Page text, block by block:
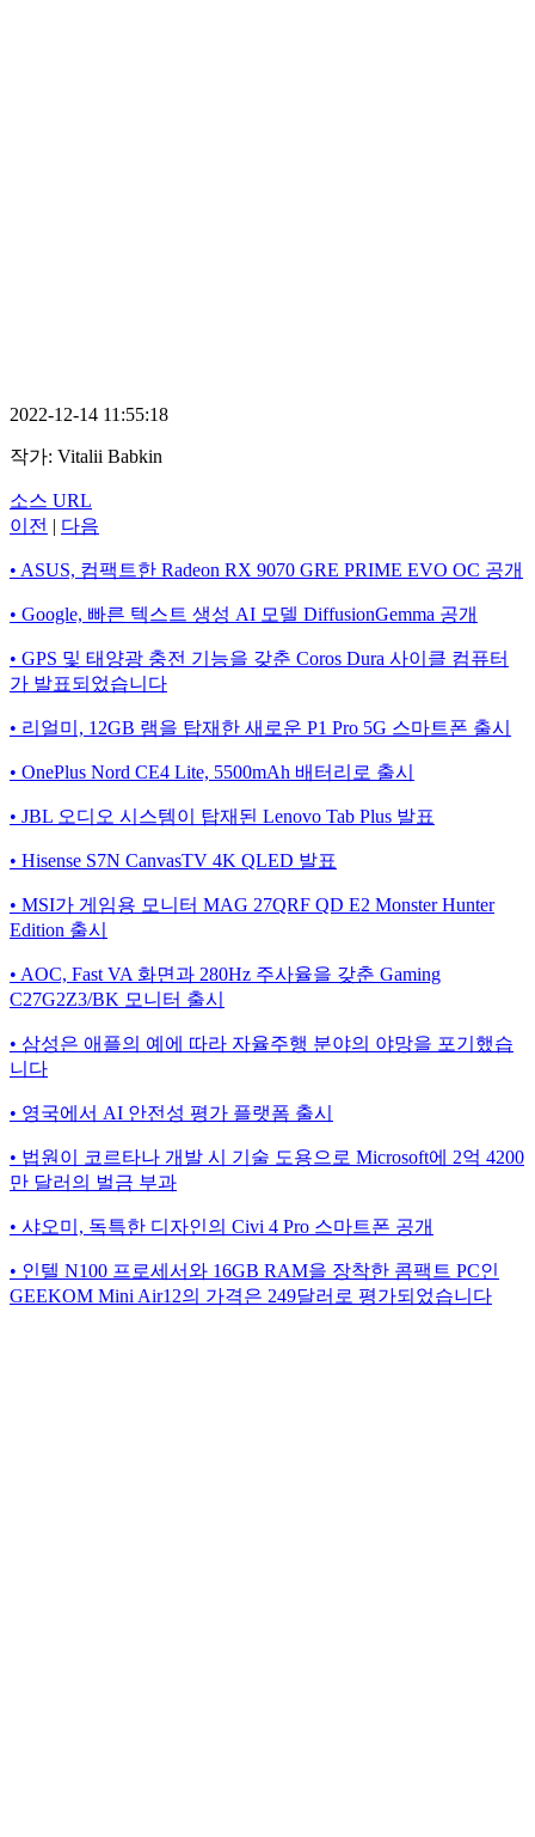
2022-12-14 11:55:18
작가: Vitalii Babkin
소스 URL
이전 | 다음
• ASUS, 컴팩트한 Radeon RX 9070 GRE PRIME EVO OC 공개
• Google, 빠른 텍스트 생성 AI 모델 DiffusionGemma 공개
• GPS 및 태양광 충전 기능을 갖춘 Coros Dura 사이클 컴퓨터
가 발표되었습니다
• 리얼미, 12GB 램을 탑재한 새로운 P1 Pro 5G 스마트폰 출시
• OnePlus Nord CE4 Lite, 5500mAh 배터리로 출시
• JBL 오디오 시스템이 탑재된 Lenovo Tab Plus 발표
• Hisense S7N CanvasTV 4K QLED 발표
• MSI가 게임용 모니터 MAG 27QRF QD E2 Monster Hunter
Edition 출시
• AOC, Fast VA 화면과 280Hz 주사율을 갖춘 Gaming
C27G2Z3/BK 모니터 출시
• 삼성은 애플의 예에 따라 자율주행 분야의 야망을 포기했습
니다
• 영국에서 AI 안전성 평가 플랫폼 출시
• 법원이 코르타나 개발 시 기술 도용으로 Microsoft에 2억 4200
만 달러의 벌금 부과
• 샤오미, 독특한 디자인의 Civi 4 Pro 스마트폰 공개
• 인텔 N100 프로세서와 16GB RAM을 장착한 콤팩트 PC인
GEEKOM Mini Air12의 가격은 249달러로 평가되었습니다